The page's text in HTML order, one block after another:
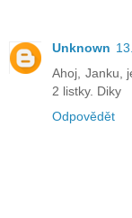
Unknown
Ahoj, Janku,
2 listky. Diky
Odpovědět